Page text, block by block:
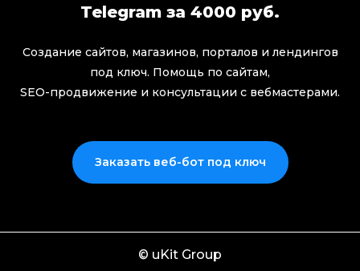
Telegram за 4000 руб.
Создание сайтов, магазинов, порталов и лендингов
под ключ. Помощь по сайтам,
SEO-продвижение и консультации с вебмастерами.
Заказать веб-бот под ключ
© uKit Group